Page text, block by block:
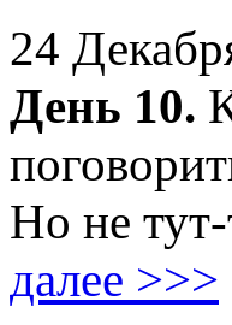
24
День 10.
Но не
далее >>>